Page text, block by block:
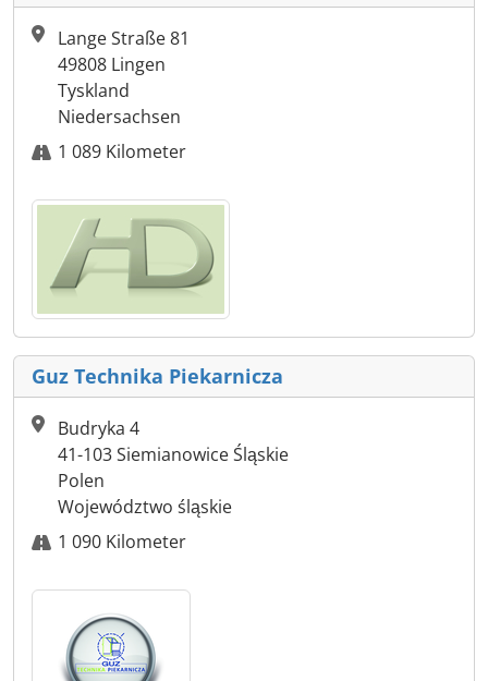
Lange Straße 81
49808 Lingen
Tyskland
Niedersachsen
1 089 Kilometer
Guz Technika Piekarnicza
Budryka 4
41-103 Siemianowice Śląskie
Polen
Województwo śląskie
1 090 Kilometer